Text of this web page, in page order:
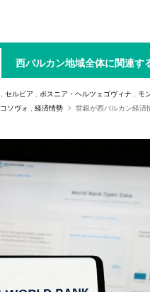
西バルカン地域全体に関連す
セルビア ボスニア・ヘルツェゴヴィナ モ
コソヴォ 経済情勢
世銀が西バルカン経済